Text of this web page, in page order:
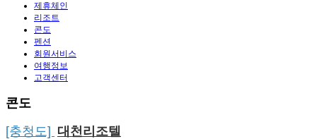
제휴체인
리조트
콘도
펜션
회원서비스
여행정보
고객센터
콘도
[충청도] 대천리조텔